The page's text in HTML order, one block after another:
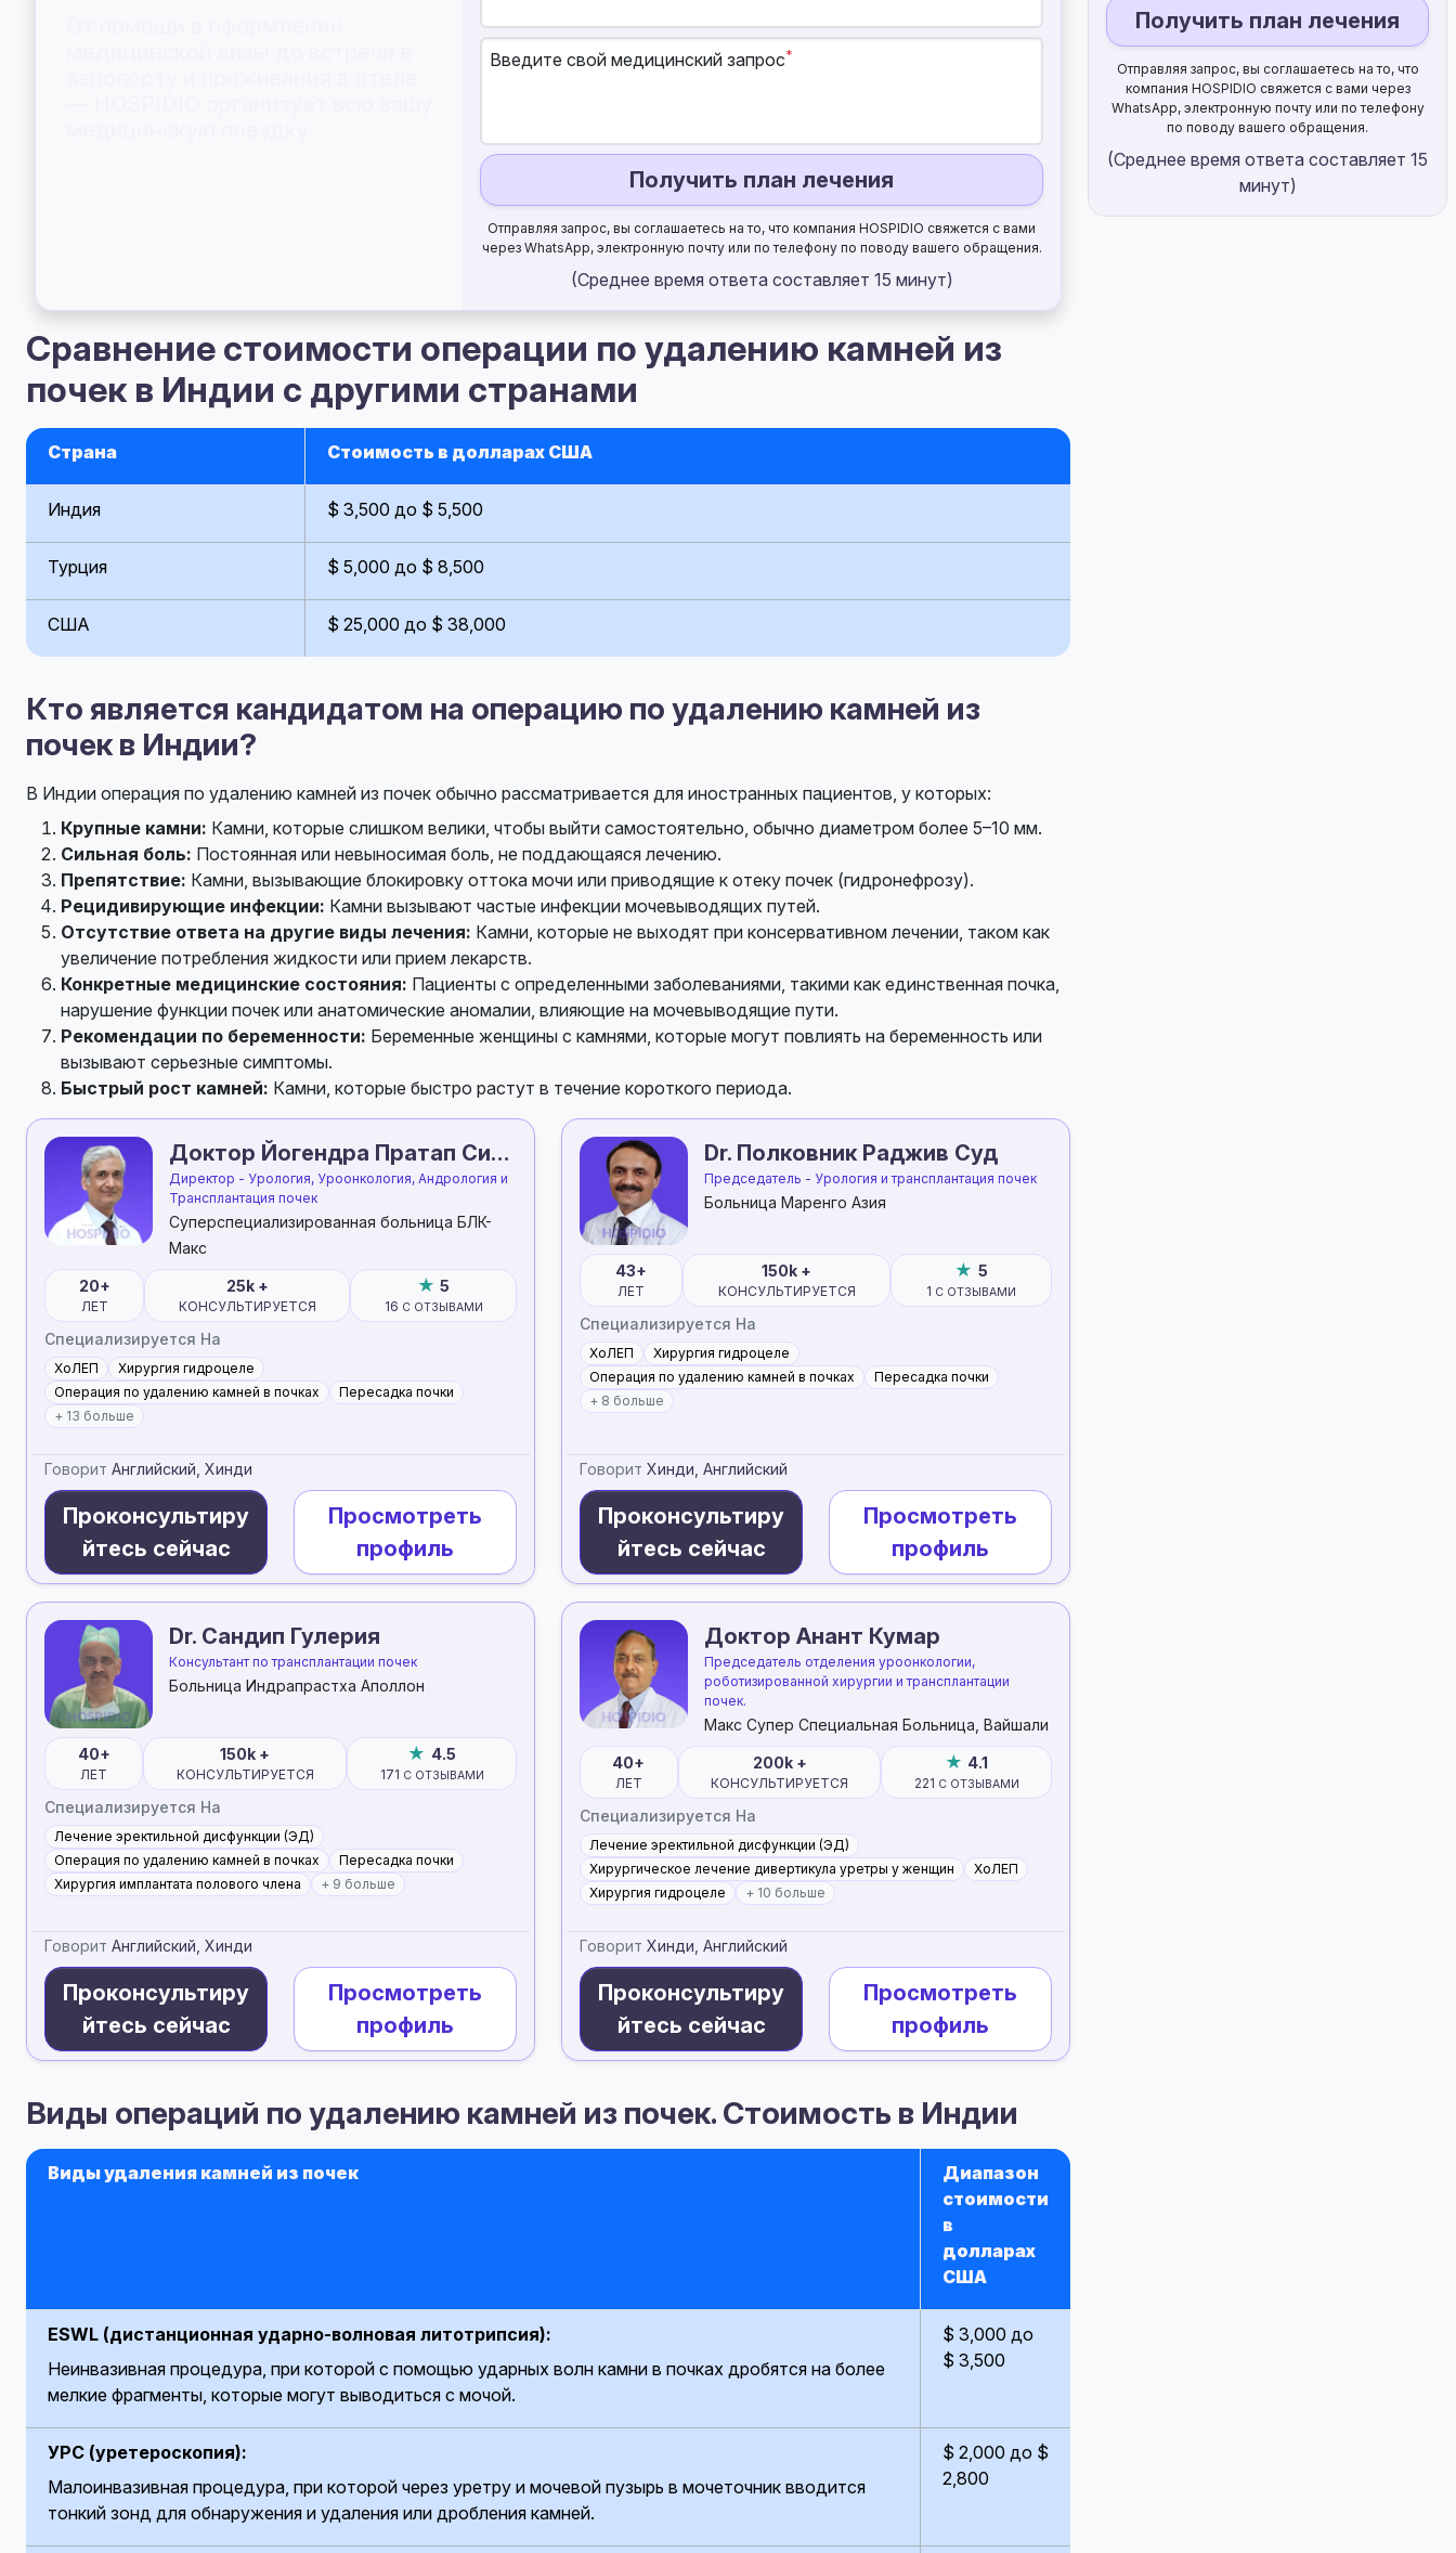
Введите свой медицинский запрос*
Получить план лечения
Отправляя запрос, вы соглашаетесь на то, что компания HOSPIDIO свяжется с вами
через WhatsApp, электронную почту или по телефону по поводу вашего обращения.
(Среднее время ответа составляет 15 минут)
Сравнение стоимости операции по удалению камней из
почек в Индии с другими странами
Страна Стоимость в долларах США
Индия $ 3,500 до $ 5,500
Турция $ 5,000 до $ 8,500
США $ 25,000 до $ 38,000
Кто является кандидатом на операцию по удалению камней из
почек в Индии?
В Индии операция по удалению камней из почек обычно рассматривается для иностранных пациентов, у которых:
Крупные камни: Камни, которые слишком велики, чтобы выйти самостоятельно, обычно диаметром более 5–10 мм.
Сильная боль: Постоянная или невыносимая боль, не поддающаяся лечению.
Препятствие: Камни, вызывающие блокировку оттока мочи или приводящие к отеку почек (гидронефрозу).
Рецидивирующие инфекции: Камни вызывают частые инфекции мочевыводящих путей.
Отсутствие ответа на другие виды лечения: Камни, которые не выходят при консервативном лечении, таком как
увеличение потребления жидкости или прием лекарств.
Конкретные медицинские состояния: Пациенты с определенными заболеваниями, такими как единственная почка,
нарушение функции почек или анатомические аномалии, влияющие на мочевыводящие пути.
Рекомендации по беременности: Беременные женщины с камнями, которые могут повлиять на беременность или
вызывают серьезные симптомы.
Быстрый рост камней: Камни, которые быстро растут в течение короткого периода.
Доктор Йогендра Пратап Сингх Рана
Директор - Урология, Уроонкология, Андрология и
Трансплантация почек
Суперспециализированная больница БЛК-
Макс
20+
ЛЕТ
25k +
КОНСУЛЬТИРУЕТСЯ
5
16 С ОТЗЫВАМИ
Специализируется На
ХоЛЕП
Хирургия гидроцеле
Операция по удалению камней в почках
Пересадка почки
+ 13 больше
Говорит Английский, Хинди
Проконсультиру
йтесь сейчас
Просмотреть
профиль
Dr. Полковник Раджив Суд
Председатель - Урология и трансплантация почек
Больница Маренго Азия
43+
ЛЕТ
150k +
КОНСУЛЬТИРУЕТСЯ
5
1 С ОТЗЫВАМИ
Специализируется На
ХоЛЕП
Хирургия гидроцеле
Операция по удалению камней в почках
Пересадка почки
+ 8 больше
Говорит Хинди, Английский
Проконсультиру
йтесь сейчас
Просмотреть
профиль
Dr. Сандип Гулерия
Консультант по трансплантации почек
Больница Индрапрастха Аполлон
40+
ЛЕТ
150k +
КОНСУЛЬТИРУЕТСЯ
4.5
171 С ОТЗЫВАМИ
Специализируется На
Лечение эректильной дисфункции (ЭД)
Операция по удалению камней в почках
Пересадка почки
Хирургия имплантата полового члена
+ 9 больше
Говорит Английский, Хинди
Проконсультиру
йтесь сейчас
Просмотреть
профиль
Доктор Анант Кумар
Председатель отделения уроонкологии,
роботизированной хирургии и трансплантации
почек.
Макс Супер Специальная Больница, Вайшали
40+
ЛЕТ
200k +
КОНСУЛЬТИРУЕТСЯ
4.1
221 С ОТЗЫВАМИ
Специализируется На
Лечение эректильной дисфункции (ЭД)
Хирургическое лечение дивертикула уретры у женщин
ХоЛЕП
Хирургия гидроцеле
+ 10 больше
Говорит Хинди, Английский
Проконсультиру
йтесь сейчас
Просмотреть
профиль
Виды операций по удалению камней из почек. Стоимость в Индии
Виды удаления камней из почек
Диапазон
стоимости
в
долларах
США
ESWL (дистанционная ударно-волновая литотрипсия):
Неинвазивная процедура, при которой с помощью ударных волн камни в почках дробятся на более
мелкие фрагменты, которые могут выводиться с мочой.
$ 3,000 до
$ 3,500
УРС (уретероскопия):
Малоинвазивная процедура, при которой через уретру и мочевой пузырь в мочеточник вводится
тонкий зонд для обнаружения и удаления или дробления камней.
$ 2,000 до $
2,800
Получить план лечения
Отправляя запрос, вы соглашаетесь на то, что
компания HOSPIDIO свяжется с вами через
WhatsApp, электронную почту или по телефону
по поводу вашего обращения.
(Среднее время ответа составляет 15
минут)